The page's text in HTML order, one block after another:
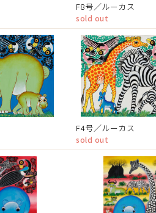
F8号／ルーカス
sold out
F4号／ルーカス
sold out